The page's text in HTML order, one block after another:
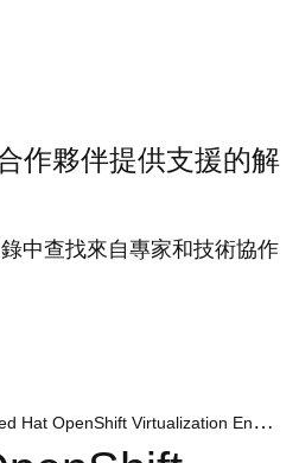
作夥伴提供支援的解
中查找來自專家和技術協作
Hat OpenShift Virtualization Engine